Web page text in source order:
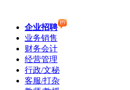
企业招聘
业务销售
财务会计
经营管理
行政/文秘
客服/打杂